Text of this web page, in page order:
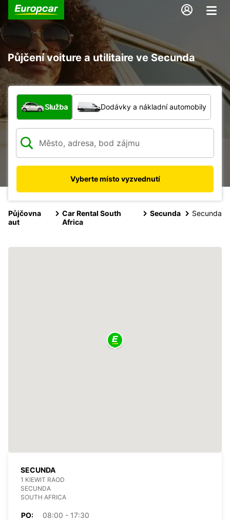
Půjčení voiture a utilitaire ve Secunda
Jaký typ vozidla?
Služba Dodávky a nákladní automobily
Vyberte místo vyzvednutí
Půjčovna
aut
Car Rental South
Africa
Secunda Secunda
SECUNDA
1 KIEWIT RAOD
SECUNDA
SOUTH AFRICA
PO:
08:00 - 17:30